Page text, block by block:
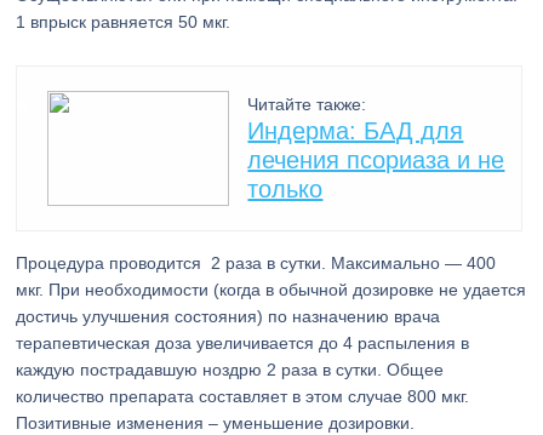
1 впрыск равняется 50 мкг.
Читайте также:
Индерма: БАД для
лечения псориаза и не
только
Процедура проводится 2 раза в сутки. Максимально — 400
мкг. При необходимости (когда в обычной дозировке не удается
достичь улучшения состояния) по назначению врача
терапевтическая доза увеличивается до 4 распыления в
каждую пострадавшую ноздрю 2 раза в сутки. Общее
количество препарата составляет в этом случае 800 мкг.
Позитивные изменения – уменьшение дозировки.